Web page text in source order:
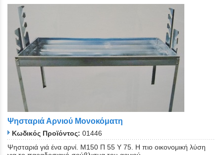
Ψησταριά Αρνιού Μονοκόματη
Κωδικός Προϊόντος: 01446
Ψησταριά γιά ένα αρνί. Μ150 Π 55 Υ 75. Η πιο οικονομική λύση